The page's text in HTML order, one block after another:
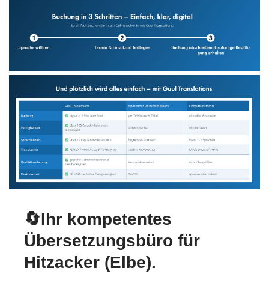
🔄Ihr kompetentes
Übersetzungsbüro für
Hitzacker (Elbe).